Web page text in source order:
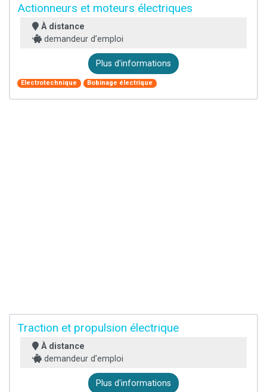
Actionneurs et moteurs électriques
À distance
demandeur d’emploi
Plus d'informations
Electrotechnique Bobinage électrique
Traction et propulsion électrique
À distance
demandeur d’emploi
Plus d'informations